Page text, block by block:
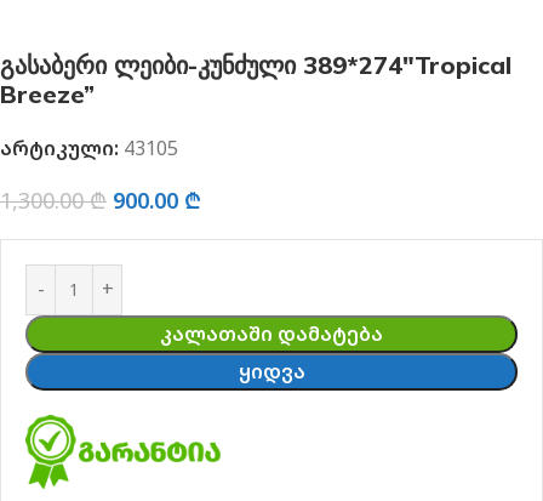
გასაბერი ლეიბი-კუნძული 389*274″Tropical
Breeze”
არტიკული: 43105
1,300.00₾ 900.00 ₾
ᲙᲐᲚᲐᲗᲐᲨᲘ ᲓᲐᲛᲐᲢᲔᲑᲐ
ᲧᲘᲓᲕᲐ